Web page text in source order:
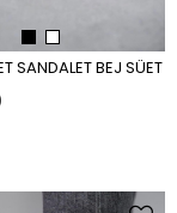
SANDALET BEJ SÜET